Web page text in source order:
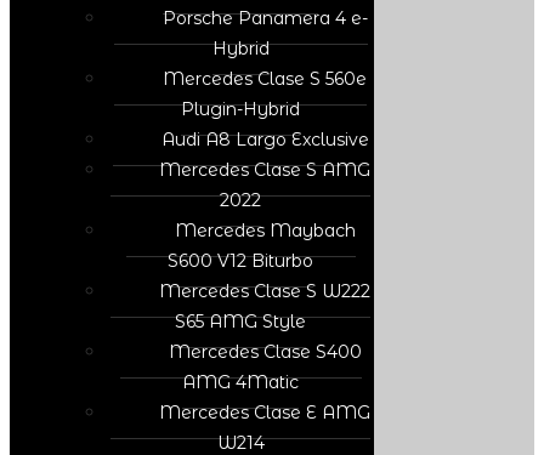
Porsche Panamera 4 e-
Hybrid
Mercedes Clase S 560e
Plugin-Hybrid
Audi A8 Largo Exclusive
Mercedes Clase S AMG
2022
Mercedes Maybach
S600 V12 Biturbo
Mercedes Clase S W222
S65 AMG Style
Mercedes Clase S400
AMG 4Matic
Mercedes Clase E AMG
W214